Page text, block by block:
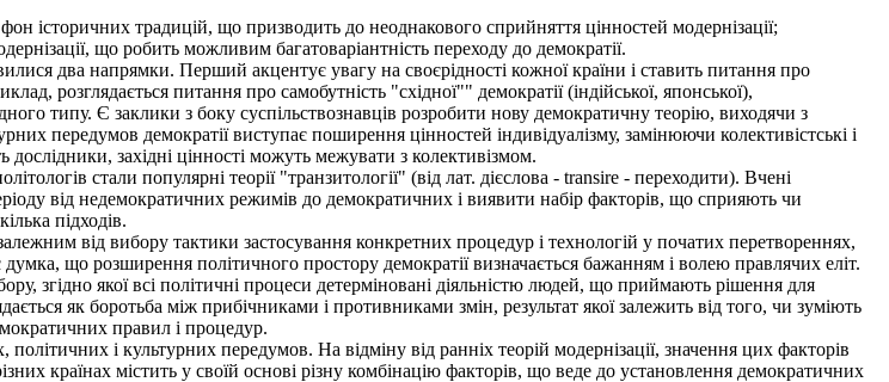
історичних традицій, що призводить до неоднакового сприйняття цінностей модернізації;
що робить можливим багатоваріантність переходу до демократії.
два напрямки. Перший акцентує увагу на своєрідності кожної країни і ставить питання про
розглядається питання про самобутність "східної"" демократії (індійської, японської),
типу. Є заклики з боку суспільствознавців розробити нову демократичну теорію, виходячи з
передумов демократії виступає поширення цінностей індивідуалізму, замінюючи колективістські і
західні цінності можуть межувати з колективізмом.
стали популярні теорії "транзитології" (від лат. дієслова - transire - переходити). Вчені
від недемократичних режимів до демократичних і виявити набір факторів, що сприяють чи
підходів.
від вибору тактики застосування конкретних процедур і технологій у початих перетвореннях,
що розширення політичного простору демократії визначається бажанням і волею правлячих еліт.
згідно якої всі політичні процеси детерміновані діяльністю людей, що приймають рішення для
як боротьба між прибічниками і противниками змін, результат якої залежить від того, чи зуміють
правил і процедур.
і культурних передумов. На відміну від ранніх теорій модернізації, значення цих факторів
країнах містить у своїй основі різну комбінацію факторів, що веде до установлення демократичних